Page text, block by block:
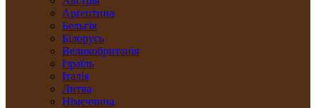
Арґентина
Бельгія
Білорусь
Великобританія
Ізраїль
Італія
Литва
Німеччина